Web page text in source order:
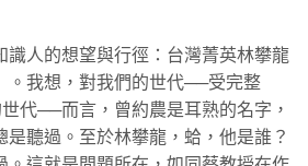
識人的想望與行徑：台灣菁英林攀龍
。我想，對我們的世代──受完整
代──而言，曾約農是耳熟的名字，
是聽過。至於林攀龍，蛤，他是誰？